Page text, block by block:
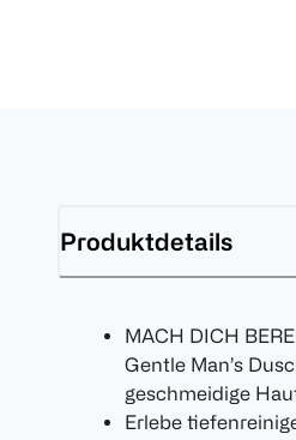
Produktdetails
MACH DICH
Gentle Man’s
geschmeidige
Erlebe